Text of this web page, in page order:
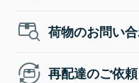
荷物のお問い
再配達のご依頼